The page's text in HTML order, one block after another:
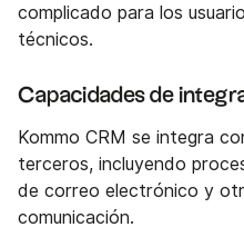
complicado para los
técnicos.
Capacidades de
Kommo CRM se integra
terceros, incluyendo
de correo electrónico y
comunicación.